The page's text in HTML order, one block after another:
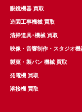
眼鏡機器 買取
造園工事機械 買取
清掃道具･機械 買取
映像・音響制作・スタジオ機
製菓・製パン 機械 買取
発電機 買取
溶接機 買取